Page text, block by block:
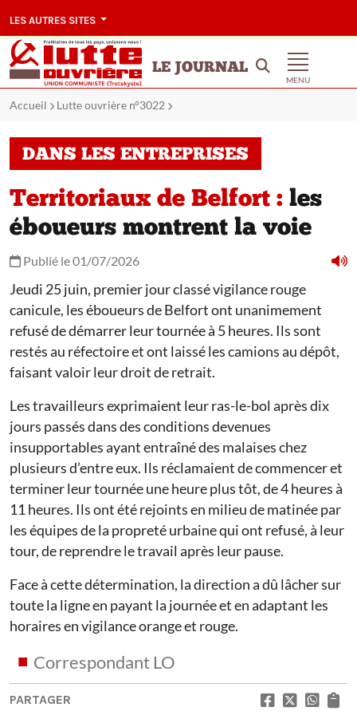
LES AUTRES SITES
LE JOURNAL
MENU
Accueil Lutte ouvrière n°3022
DANS LES ENTREPRISES
Territoriaux de Belfort : les
éboueurs montrent la voie
Publié le 01/07/2026
Jeudi 25 juin, premier jour classé vigilance rouge
canicule, les éboueurs de Belfort ont unanimement
refusé de démarrer leur tournée à 5 heures. Ils sont
restés au réfectoire et ont laissé les camions au dépôt,
faisant valoir leur droit de retrait.
Les travailleurs exprimaient leur ras-le-bol après dix
jours passés dans des conditions devenues
insupportables ayant entraîné des malaises chez
plusieurs d’entre eux. Ils réclamaient de commencer et
terminer leur tournée une heure plus tôt, de 4 heures à
11 heures. Ils ont été rejoints en milieu de matinée par
les équipes de la propreté urbaine qui ont refusé, à leur
tour, de reprendre le travail après leur pause.
Face à cette détermination, la direction a dû lâcher sur
toute la ligne en payant la journée et en adaptant les
horaires en vigilance orange et rouge.
Correspondant LO
PARTAGER